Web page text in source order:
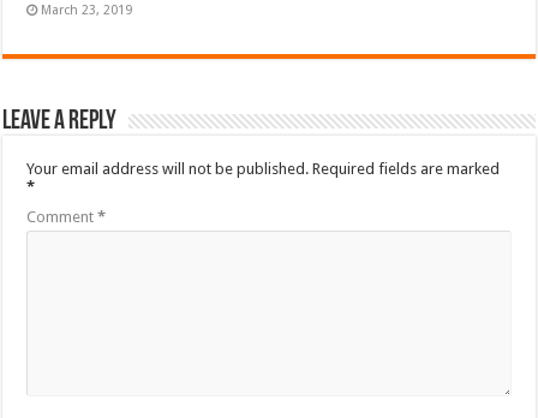
March 23, 2019
Leave a Reply
Your email address will not be published. Required fields are marked
*
Comment*